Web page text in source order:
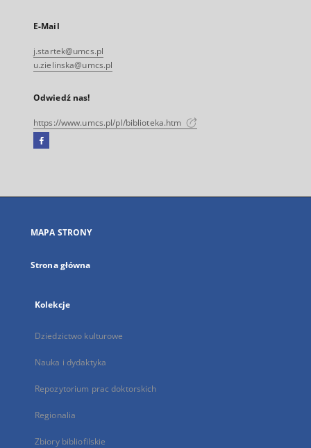
E-Mail
j.startek@umcs.pl
u.zielinska@umcs.pl
Odwiedź nas!
https://www.umcs.pl/pl/biblioteka.htm
Facebook
się
karcie
MAPA STRONY
Strona główna
Kolekcje
Dziedzictwo kulturowe
Nauka i dydaktyka
Repozytorium prac doktorskich
Regionalia
Zbiory bibliofilskie